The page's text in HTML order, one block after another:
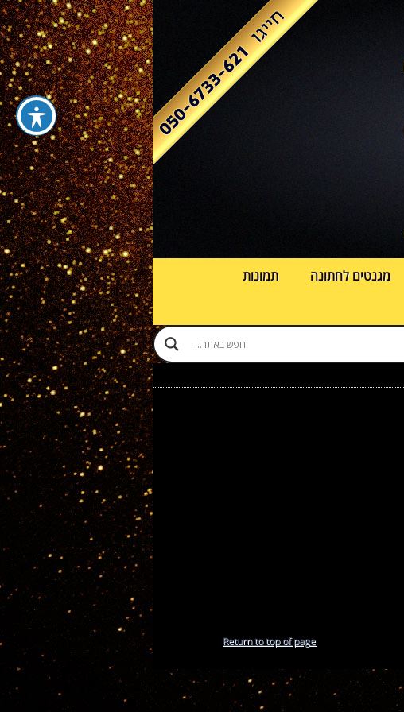
מגנטים לחתונה
תמונות
Return to top of page